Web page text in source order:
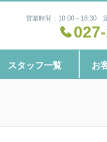
営業時間：10:00～18:30
スタッフ一覧 お